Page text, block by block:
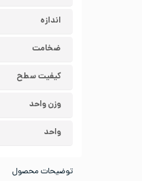
اندازه
ضخامت
کیفیت سطح
وزن واحد
واحد
توضیحات محصول